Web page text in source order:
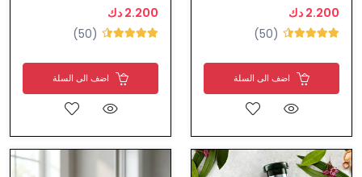
2.200 دك
(50)
اضف الى السلة
2.200 دك
(50)
اضف الى السلة